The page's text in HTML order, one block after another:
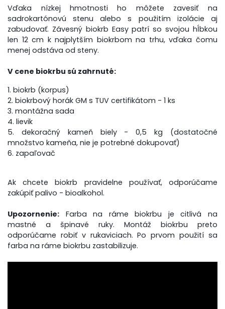
Vďaka nízkej hmotnosti ho môžete zavesiť na
sadrokartónovú stenu alebo s použitím izolácie aj
zabudovať. Závesný biokrb Easy patrí so svojou hĺbkou
len 12 cm k najplytším biokrbom na trhu, vďaka čomu
menej odstáva od steny.
V cene biokrbu sú zahrnuté:
1. biokrb (korpus)
2. biokrbový horák GM s TUV certifikátom - 1 ks
3. montážna sada
4. lievik
5. dekoračný kameň biely - 0,5 kg (dostatočné
množstvo kameňa, nie je potrebné dokupovať)
6. zapaľovač
Ak chcete biokrb pravidelne používať, odporúčame
zakúpiť palivo - bioalkohol.
Upozornenie: Farba na ráme biokrbu je citlivá na
mastné a špinavé ruky. Montáž biokrbu preto
odporúčame robiť v rukaviciach. Po prvom použití sa
farba na ráme biokrbu zastabilizuje.